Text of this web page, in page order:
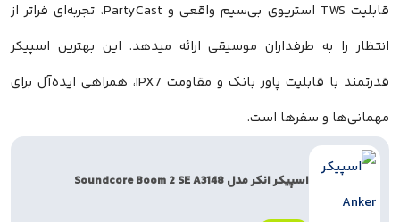
قابلیت TWS استریوی بی‌سیم واقعی و PartyCast، تجربه‌ای فراتر از
به طرفداران موسیقی ارائه میدهد. این بهترین اسپیکر
قدرتمند با قابلیت پاور بانک و مقاومت IPX7، همراهی ایده‌آل برای
و سفرها است.
اسپیکر انکر مدل Soundcore Boom 2 SE A3148